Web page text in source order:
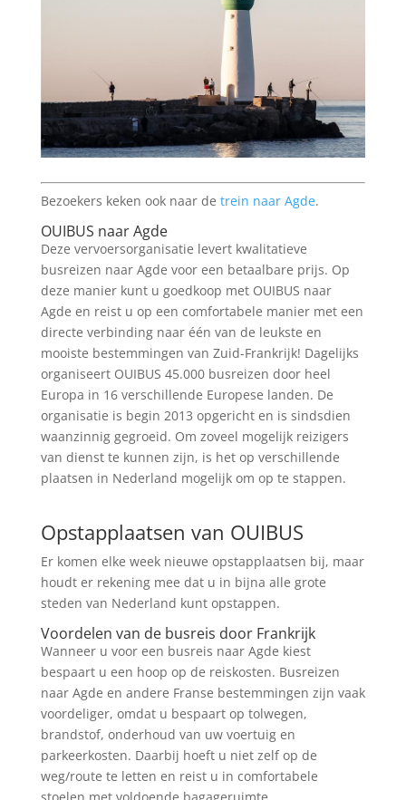
Bezoekers keken ook naar de trein naar Agde.
OUIBUS naar Agde
Deze vervoersorganisatie levert kwalitatieve
busreizen naar Agde voor een betaalbare prijs. Op
deze manier kunt u goedkoop met OUIBUS naar
Agde en reist u op een comfortabele manier met een
directe verbinding naar één van de leukste en
mooiste bestemmingen van Zuid-Frankrijk! Dagelijks
organiseert OUIBUS 45.000 busreizen door heel
Europa in 16 verschillende Europese landen. De
organisatie is begin 2013 opgericht en is sindsdien
waanzinnig gegroeid. Om zoveel mogelijk reizigers
van dienst te kunnen zijn, is het op verschillende
plaatsen in Nederland mogelijk om op te stappen.
Opstapplaatsen van OUIBUS
Er komen elke week nieuwe opstapplaatsen bij, maar
houdt er rekening mee dat u in bijna alle grote
steden van Nederland kunt opstappen.
Voordelen van de busreis door Frankrijk
Wanneer u voor een busreis naar Agde kiest
bespaart u een hoop op de reiskosten. Busreizen
naar Agde en andere Franse bestemmingen zijn vaak
voordeliger, omdat u bespaart op tolwegen,
brandstof, onderhoud van uw voertuig en
parkeerkosten. Daarbij hoeft u niet zelf op de
weg/route te letten en reist u in comfortabele